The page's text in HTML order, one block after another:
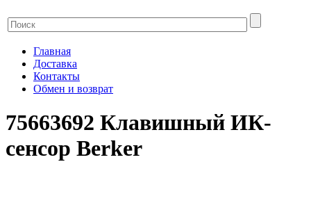
Главная
Доставка
Контакты
Обмен и возврат
75663692 Клавишный ИК-
сенсор Berker